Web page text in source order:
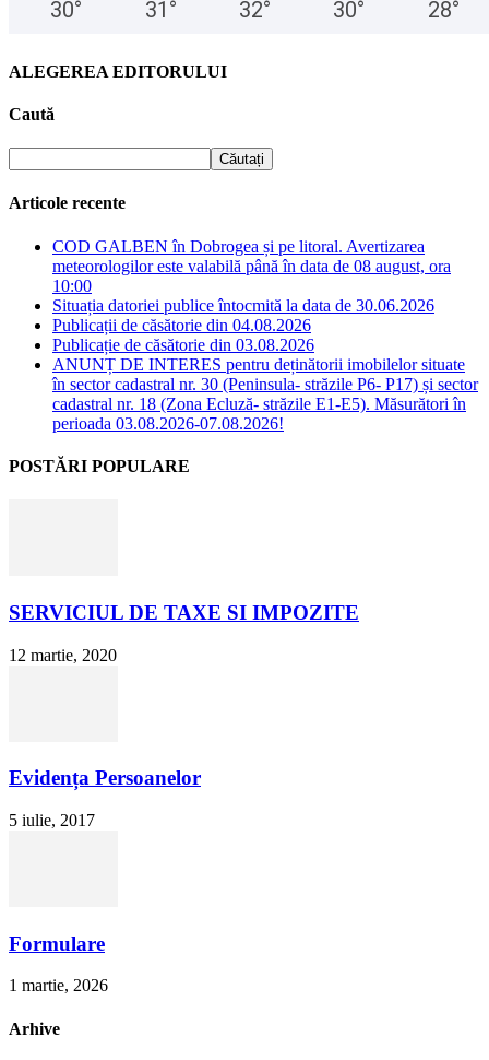
30° 31 ° 32° 30° 28°
ALEGEREA EDITORULUI
Caută
Articole recente
COD GALBEN în Dobrogea și pe litoral. Avertizarea
meteorologilor este valabilă până în data de 08 august, ora
10:00
Situația datoriei publice întocmită la data de 30.06.2026
Publicații de căsătorie din 04.08.2026
Publicație de căsătorie din 03.08.2026
ANUNȚ DE INTERES pentru deținătorii imobilelor situate
în sector cadastral nr. 30 (Peninsula- străzile P6- P17) și sector
cadastral nr. 18 (Zona Ecluză- străzile E1-E5). Măsurători în
perioada 03.08.2026-07.08.2026!
POSTĂRI POPULARE
SERVICIUL DE TAXE SI IMPOZITE
12 martie, 2020
Evidența Persoanelor
5 iulie, 2017
Formulare
1 martie, 2026
Arhive